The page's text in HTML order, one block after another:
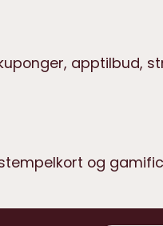
apptilbud,
og